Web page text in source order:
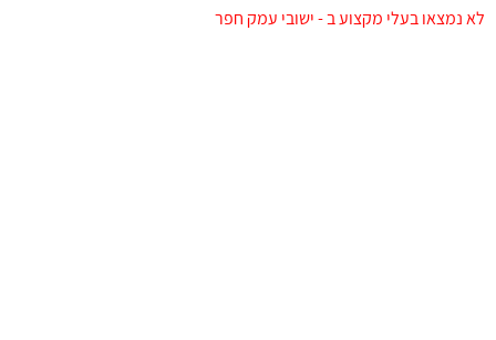
לא נמצאו בעלי מקצוע ב - ישובי עמק חפר